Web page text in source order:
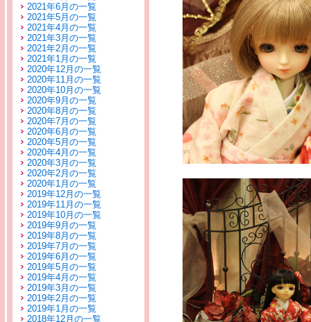
2021年6月の一覧
2021年5月の一覧
2021年4月の一覧
2021年3月の一覧
2021年2月の一覧
2021年1月の一覧
2020年12月の一覧
2020年11月の一覧
2020年10月の一覧
2020年9月の一覧
2020年8月の一覧
2020年7月の一覧
2020年6月の一覧
2020年5月の一覧
2020年4月の一覧
2020年3月の一覧
2020年2月の一覧
2020年1月の一覧
2019年12月の一覧
2019年11月の一覧
2019年10月の一覧
2019年9月の一覧
2019年8月の一覧
2019年7月の一覧
2019年6月の一覧
2019年5月の一覧
2019年4月の一覧
2019年3月の一覧
2019年2月の一覧
2019年1月の一覧
2018年12月の一覧